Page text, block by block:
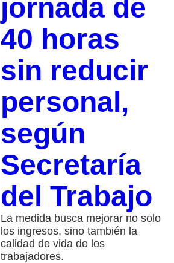
jornada de
40 horas
sin reducir
personal,
según
Secretaría
del Trabajo
La medida busca mejorar no solo
los ingresos, sino también la
calidad de vida de los
trabajadores.